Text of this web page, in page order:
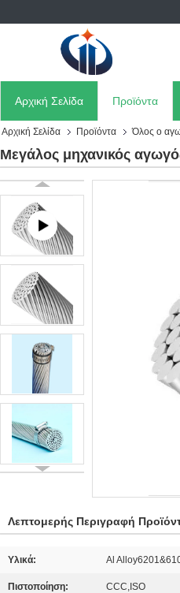
Αρχική Σελίδα Προϊόντα
Αρχική Σελίδα Προϊόντα Όλος ο
Μεγάλος μηχανικός
Λεπτομερής Περιγραφή
Υλικά: Al
Πιστοποίηση: CCC,ISO